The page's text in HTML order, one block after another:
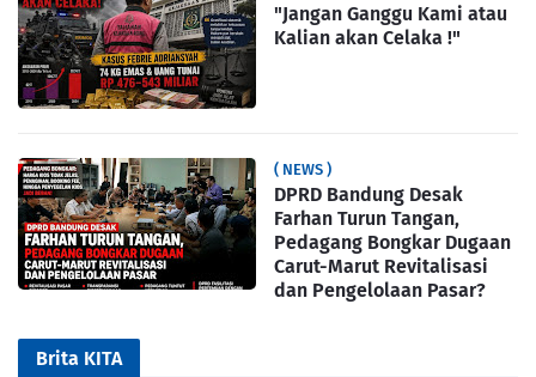
"Jangan Ganggu Kami atau
Kalian akan Celaka !"
( NEWS )
DPRD Bandung Desak
Farhan Turun Tangan,
Pedagang Bongkar Dugaan
Carut-Marut Revitalisasi
dan Pengelolaan Pasar?
Brita KITA